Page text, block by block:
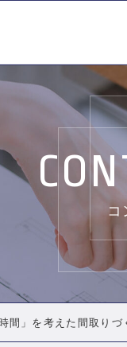
コ
間」を考えた間取りづ